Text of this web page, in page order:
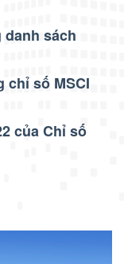
danh sách
chỉ số MSCI
của Chỉ số